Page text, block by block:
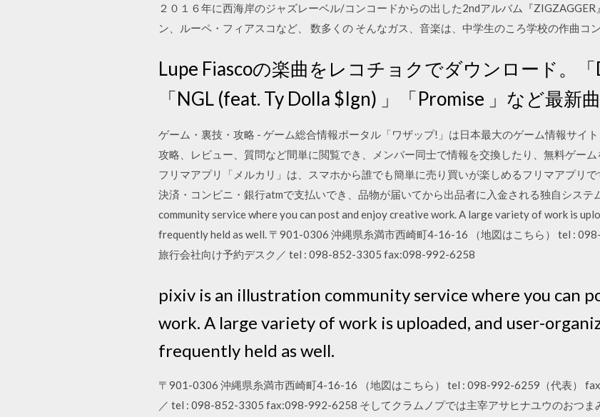
２０１６年に西海岸のジャズレーベル/コンコードからの出した2ndアルバム『
ン、ルーペ・フィアスコなど、 数多くの そんなガス、音楽は、中学生のころ学校の作曲コ
Lupe Fiascoの楽曲をレコチョクでダウンロード。「
「NGL (feat. Ty Dolla $Ign) 」「Promise 」など最新
ゲーム・裏技・攻略 - ゲーム総合情報ポータル「ワザップ!」は日本最大のゲーム情報サイ
攻略、レビュー、質問など間単に閲覧でき、メンバー同士で情報を交換したり、無料ゲーム
フリマアプリ「メルカリ」は、スマホから誰でも簡単に売り買いが楽しめるフリマアプリ
決済・コンビニ・銀行atmで支払いでき、品物が届いてから出品者に入金される独自シス
community service where you can post and enjoy creative work. A large variety of work is
frequently held as well. 〒901-0306 沖縄県糸満市西崎町4-16-16 （地図はこちら） tel :
旅行会社向け予約デスク／ tel : 098-852-3305 fax:098-992-6258
pixiv is an illustration community service where you can
work. A large variety of work is uploaded, and user-
frequently held as well.
〒901-0306 沖縄県糸満市西崎町4-16-16 （地図はこちら） tel : 098-992-6259（代表）
／ tel : 098-852-3305 fax:098-992-6258 そしてクラムノプでは主宰アサヒナユウのおつま